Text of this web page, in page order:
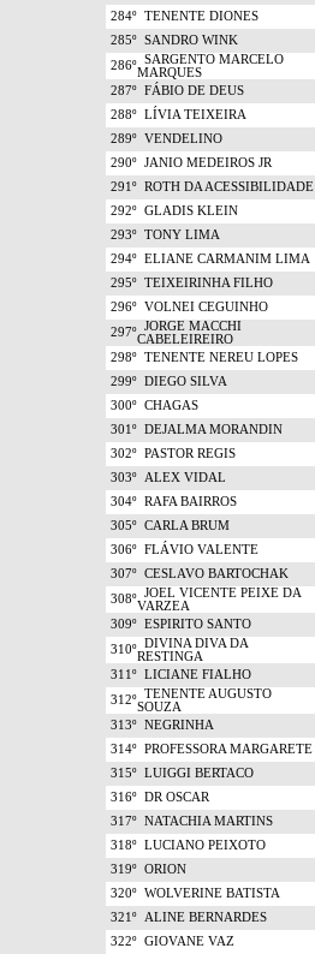
284º TENENTE DIONES
285º SANDRO WINK
286º SARGENTO MARCELO
MARQUES
287º FÁBIO DE DEUS
288º LÍVIA TEIXEIRA
289º VENDELINO
290º JANIO MEDEIROS JR
291º ROTH DA ACESSIBILIDADE
292º GLADIS KLEIN
293º TONY LIMA
294º ELIANE CARMANIM LIMA
295º TEIXEIRINHA FILHO
296º VOLNEI CEGUINHO
297º JORGE MACCHI
CABELEIREIRO
298º TENENTE NEREU LOPES
299º DIEGO SILVA
300º CHAGAS
301º DEJALMA MORANDIN
302º PASTOR REGIS
303º ALEX VIDAL
304º RAFA BAIRROS
305º CARLA BRUM
306º FLÁVIO VALENTE
307º CESLAVO BARTOCHAK
308º JOEL VICENTE PEIXE DA
VARZEA
309º ESPIRITO SANTO
310º DIVINA DIVA DA
RESTINGA
311º LICIANE FIALHO
312º TENENTE AUGUSTO
SOUZA
313º NEGRINHA
314º PROFESSORA MARGARETE
315º LUIGGI BERTACO
316º DR OSCAR
317º NATACHIA MARTINS
318º LUCIANO PEIXOTO
319º ORION
320º WOLVERINE BATISTA
321º ALINE BERNARDES
322º GIOVANE VAZ